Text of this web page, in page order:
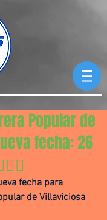
Popular de
fecha: 26
fecha para
de Villaviciosa